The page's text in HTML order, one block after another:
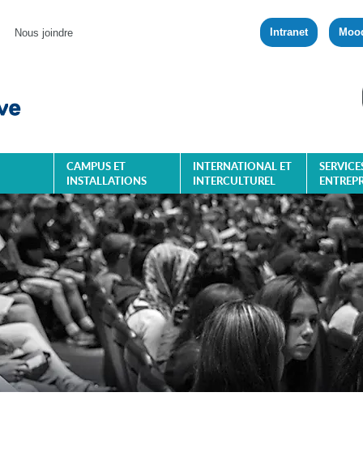
Nous joindre Intranet
CAMPUS ET
INSTALLATIONS
INTERNATIONAL ET
INTERCULTUREL